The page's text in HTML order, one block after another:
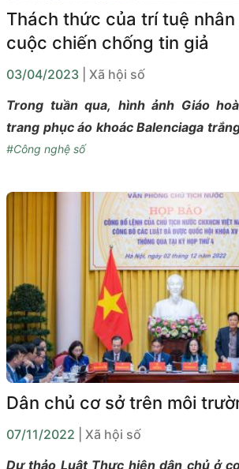
Thách thức của trí tuệ
cuộc chiến chống tin giả
03/04/2023
| Xã hội số
Trong tuần qua, hình ảnh Giáo
trang phục áo khoác Balenciaga
tốc độ chóng mặt trên các trang
mới lạ và thời thượng của người
#Công nghệ số
Dân chủ cơ sở trên môi
07/11/2022
| Xã hội số
Dự thảo Luật Thực hiện dân chủ ở